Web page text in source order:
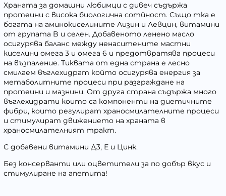
Храната за домашни любимци с дивеч съдържа
протеини с висока биологична сотйност. Също тка е
богата на аминокиселините Лизин и Левцин, витамини
от групата B и селен. Добавеното ленено масло
осигурява баланс между ненаситените мастни
киселини омега 3 и омега 6 и предотвратява процеси
на възпаление. Тиквата от една страна е лесно
смилаем въглехидрат който осигурява енергия за
метаболитните процеси при разграждане на
протеини и мазнини. От друга страна съдържа много
въглехидрати които са компоненти на диетичните
фибри, които регулират храносмилателните процеси
и стимулират движението на храната в
храносмилателният тракт.
С добавени витамини Д3, Е и Цинк.
Без консерванти или оцветители за по добър вкус и
стимулиране на апетита!